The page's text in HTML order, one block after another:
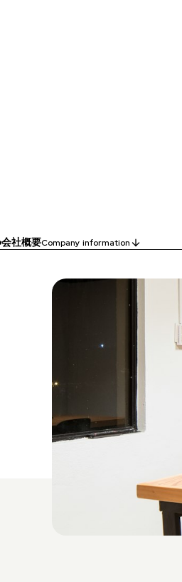
会社概要Company information arrow_downward